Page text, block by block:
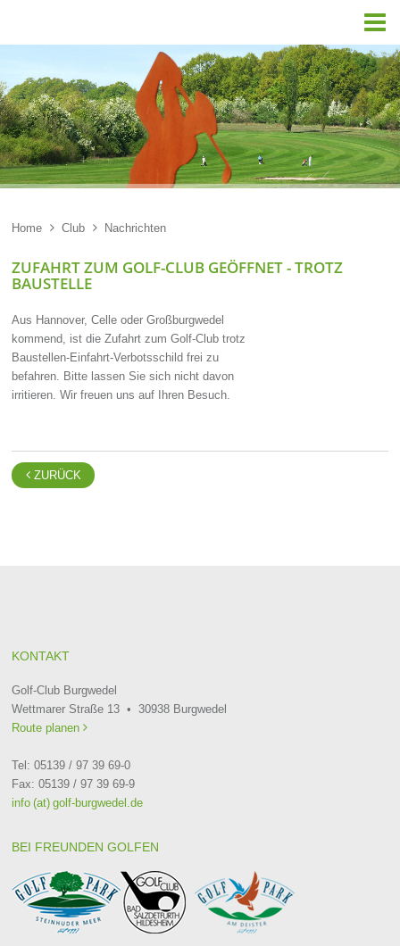

Home  Club  Nachrichten
ZUFAHRT ZUM GOLF-CLUB GEÖFFNET - TROTZ
BAUSTELLE
Aus Hannover, Celle oder Großburgwedel
kommend, ist die Zufahrt zum Golf-Club trotz
Baustellen-Einfahrt-Verbotsschild frei zu
befahren. Bitte lassen Sie sich nicht davon
irritieren. Wir freuen uns auf Ihren Besuch.
ZURÜCK
KONTAKT
Golf-Club Burgwedel
Wettmarer Straße 13 • 30938 Burgwedel
Route planen
Tel: 05139 / 97 39 69-0
Fax: 05139 / 97 39 69-9
info (at) golf-burgwedel.de
BEI FREUNDEN GOLFEN